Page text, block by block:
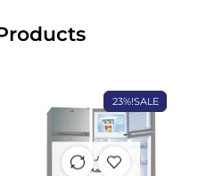
SALE!
23%
غير متوفر
في المخزون